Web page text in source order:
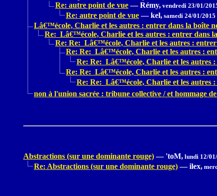
Re: autre point de vue — Rémy, vendredi 23/01/
Re: autre point de vue — kel, samedi 24/01/2015
Lâ€™école, Charlie et les autres : entrer dans la boîte
Re: Lâ€™école, Charlie et les autres : entrer dans la
Re: Re: Lâ€™école, Charlie et les autres : entrer
Re: Re: Lâ€™école, Charlie et les autres :
Re: Re: Lâ€™école, Charlie et les autres :
Re: Re: Lâ€™école, Charlie et les autres :
Re: Re: Lâ€™école, Charlie et les autres :
non à l'union sacrée : tribune collective / et hommage
Abstractions (sur une dominante rouge) — 'toM, lundi 12/
Re: Abstractions (sur une dominante rouge) — ilex,